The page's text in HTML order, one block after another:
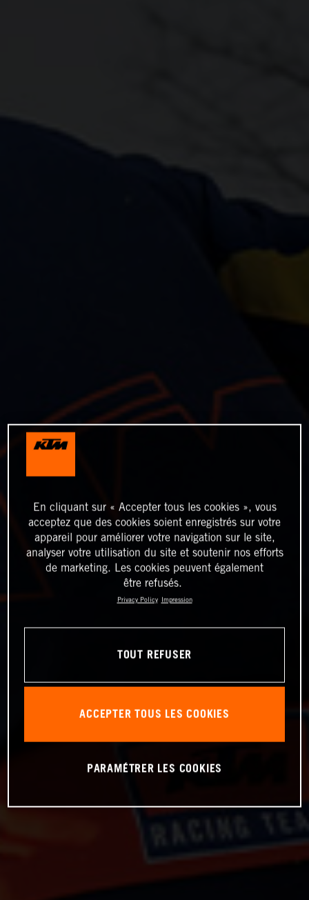
En cliquant sur « Accepter tous les cookies », vous
acceptez que des cookies soient enregistrés sur votre
appareil pour améliorer votre navigation sur le site,
analyser votre utilisation du site et soutenir nos efforts
de marketing. Les cookies peuvent également
être refusés.
Privacy Policy Impression
TOUT REFUSER
ACCEPTER TOUS LES COOKIES
PARAMÉTRER LES COOKIES